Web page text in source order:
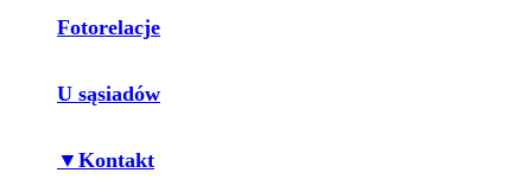
Fotorelacje
U sąsiadów
▼Kontakt